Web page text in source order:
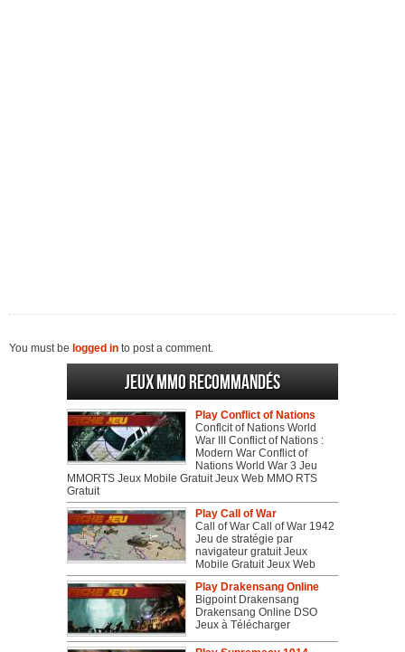
You must be logged in to post a comment.
Jeux MMO recommandés
Play Conflict of Nations
Conflcit of Nations World
War III Conflict of Nations :
Modern War Conflict of
Nations World War 3 Jeu
MMORTS Jeux Mobile Gratuit Jeux Web MMO RTS
Gratuit
Play Call of War
Call of War Call of War 1942
Jeu de stratégie par
navigateur gratuit Jeux
Mobile Gratuit Jeux Web
Play Drakensang Online
Bigpoint Drakensang
Drakensang Online DSO
Jeux à Télécharger